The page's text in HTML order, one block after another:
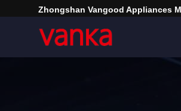
Zhongshan Vangood Appliances